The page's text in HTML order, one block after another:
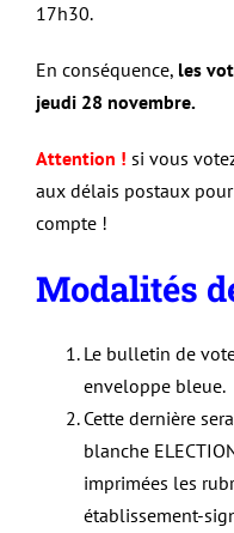
17h30.
En conséquence, les
jeudi 28 novembre.
Attention ! si vous
aux délais postaux
compte !
Modalités
Le bulletin de
enveloppe bleue.
Cette dernière
blanche
imprimées les
établissement-